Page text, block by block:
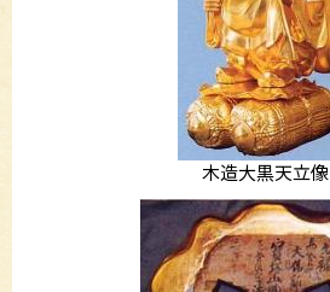
木造大黒天立像